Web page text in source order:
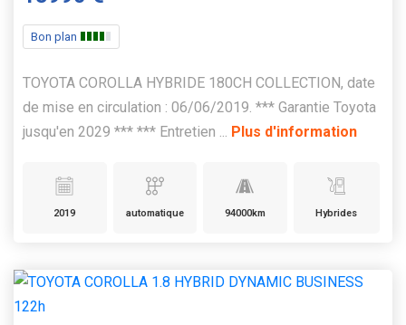
Bon plan
TOYOTA COROLLA HYBRIDE 180CH COLLECTION, date
de mise en circulation : 06/06/2019. *** Garantie Toyota
jusqu'en 2029 *** *** Entretien ... Plus d'information
2019 automatique 94000km Hybrides